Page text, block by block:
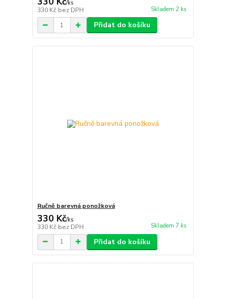
/ks
330 Kč bez DPH Skladem 2 ks
Přidat do košíku
Ručně barevná ponožková
330 Kč/ks
330 Kč bez DPH Skladem 7 ks
Přidat do košíku